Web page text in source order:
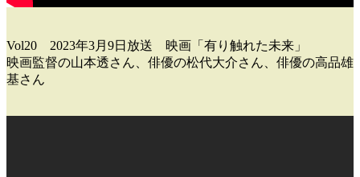
Vol20 2023年3月9日放送 映画「有り触れた未来」
映画監督の山本透さん、俳優の松代大介さん、俳優の高品雄
基さん